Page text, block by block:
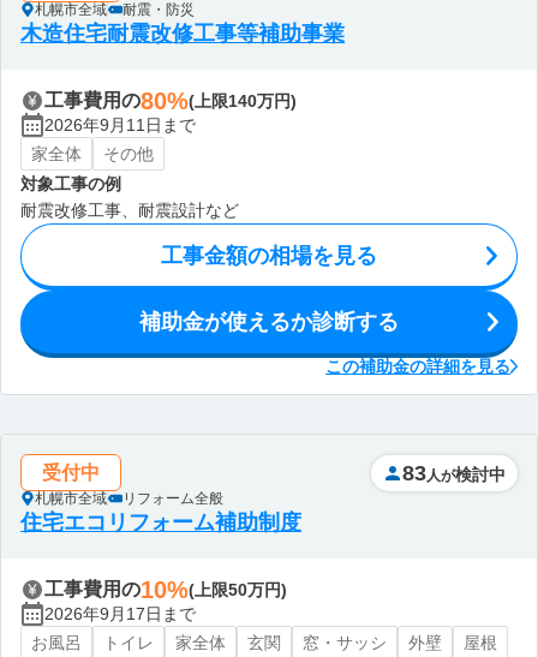
札幌市全域 耐震・防災
木造住宅耐震改修工事等補助事業
工事費用の80%(上限140万円)
2026年9月11日まで
家全体
その他
対象工事の例
耐震改修工事、耐震設計など
工事金額の相場を見る
補助金が使えるか診断する
この補助金の詳細を見る
受付中
札幌市全域 リフォーム全般
83 人が検討中
住宅エコリフォーム補助制度
工事費用の10%(上限50万円)
2026年9月17日まで
お風呂
トイレ 家全体 玄関 窓・サッシ 外壁
屋根